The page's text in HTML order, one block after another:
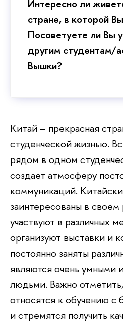
Интересно ли
стране, в которой
Посоветуете ли Вы
другим студентам/
Вышки?
Китай – прекрасная
студенческой жизнью.
рядом в одном
создает атмосферу
коммуникаций.
заинтересованы в своем
участвуют в различных
организуют выставки и
постоянно заняты
являются очень умными
людьми. Важно
относятся к обучению
и стремятся получить